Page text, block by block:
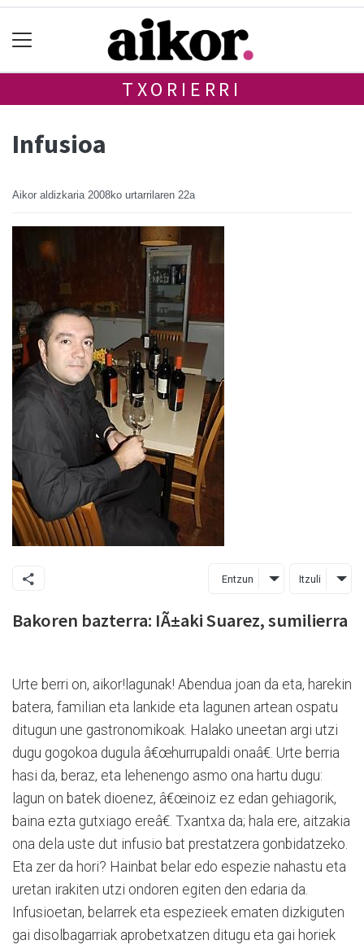
TXORIERRI
Infusioa
Aikor aldizkaria 2008ko urtarrilaren 22a
Entzun Itzuli
Bakoren bazterra: IÃ±aki Suarez, sumilierra
Urte berri on, aikor!lagunak! Abendua joan da eta, harekin
batera, familian eta lankide eta lagunen artean ospatu
ditugun une gastronomikoak. Halako uneetan argi utzi
dugu gogokoa dugula â€œhurrupaldi onaâ€. Urte berria
hasi da, beraz, eta lehenengo asmo ona hartu dugu:
lagun on batek dioenez, â€œinoiz ez edan gehiagorik,
baina ezta gutxiago ereâ€. Txantxa da; hala ere, aitzakia
ona dela uste dut infusio bat prestatzera gonbidatzeko.
Eta zer da hori? Hainbat belar edo espezie nahastu eta
uretan irakiten utzi ondoren egiten den edaria da.
Infusioetan, belarrek eta espezieek ematen dizkiguten
gai disolbagarriak aprobetxatzen ditugu eta gai horiek